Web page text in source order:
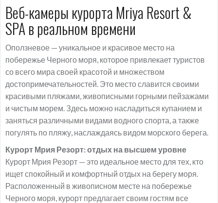
Веб-камеры курорта Mriya Resort &
SPA в реальном времени
Оползневое — уникальное и красивое место на
побережье Черного моря, которое привлекает туристов
со всего мира своей красотой и множеством
достопримечательностей. Это место славится своими
красивыми пляжами, живописными горными пейзажами
и чистым морем. Здесь можно насладиться купанием и
заняться различными видами водного спорта, а также
погулять по пляжу, наслаждаясь видом морского берега.
Курорт Мрия Резорт: отдых на высшем уровне
Курорт Мрия Резорт — это идеальное место для тех, кто
ищет спокойный и комфортный отдых на берегу моря.
Расположенный в живописном месте на побережье
Черного моря, курорт предлагает своим гостям все